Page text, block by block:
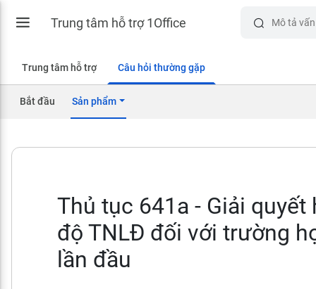
Trung tâm hỗ trợ 1Office
Trung tâm hỗ trợ Câu hỏi thường gặp
Bắt đầu Sản phẩm
Thủ tục 641a - Giải quyết
độ TNLĐ đối với trường
lần đầu